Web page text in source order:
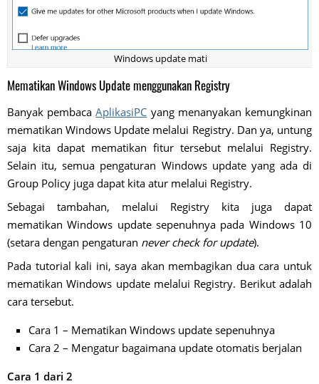
Windows update mati
Mematikan Windows Update menggunakan Registry
Banyak pembacaAplikasiPC yang menanyakan kemungkinan
mematikan Windows Update melalui Registry. Dan ya, untung
saja kita dapat mematikan fitur tersebut melalui Registry.
Selain itu, semua pengaturan Windows update yang ada di
Group Policy juga dapat kita atur melalui Registry.
Sebagai tambahan, melalui Registry kita juga dapat
mematikan Windows update sepenuhnya pada Windows 10
(setara dengan pengaturan never check for update).
Pada tutorial kali ini, saya akan membagikan dua cara untuk
mematikan Windows update melalui Registry. Berikut adalah
cara tersebut.
Cara 1 – Mematikan Windows update sepenuhnya
Cara 2 – Mengatur bagaimana update otomatis berjalan
Cara 1 dari 2